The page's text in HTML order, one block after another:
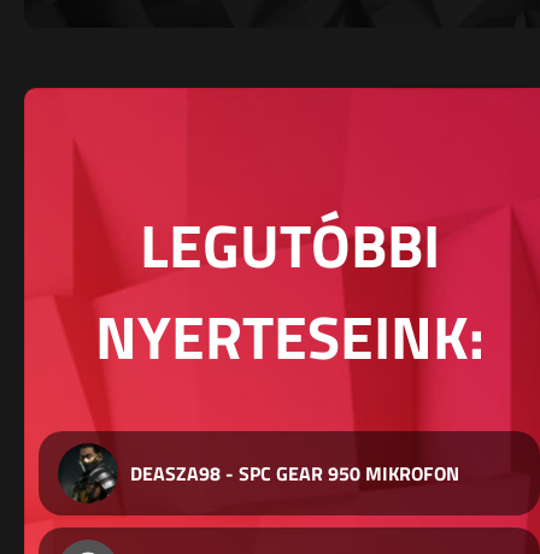
LEGUTÓBBI
NYERTESEINK:
DEASZA98 - SPC GEAR 950 MIKROFON